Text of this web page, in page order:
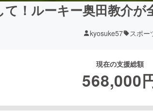
！ルーキー奥田教介
kyosuke57 スポー
現在の支援総額
568,000